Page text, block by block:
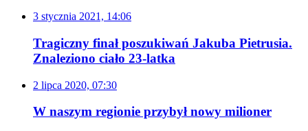
3 stycznia 2021, 14:06
Tragiczny finał poszukiwań Jakuba Pietrusia.
Znaleziono ciało 23-latka
2 lipca 2020, 07:30
W naszym regionie przybył nowy milioner